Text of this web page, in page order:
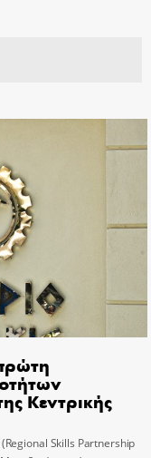
Κεντρικής
Skills Partnership